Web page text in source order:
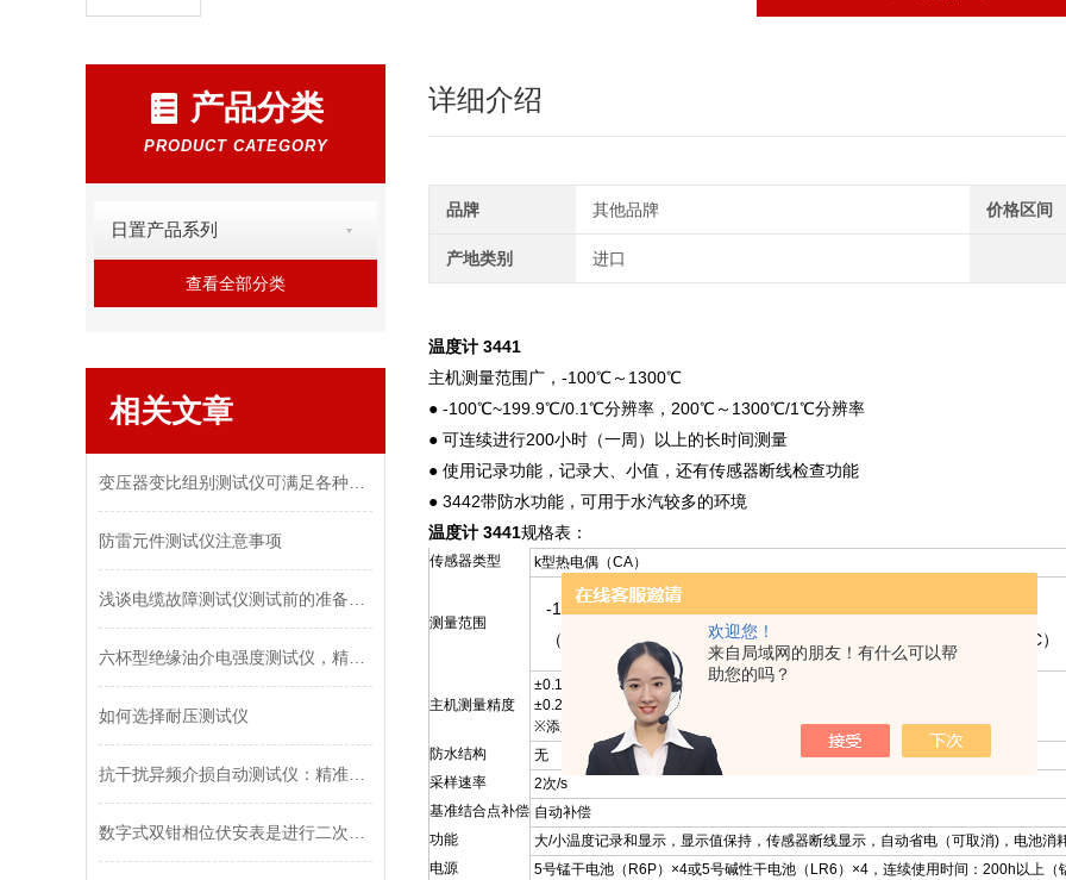
欢迎您！
来自局域网的朋友！有什么可以帮
助您的吗？
产品分类
PRODUCT CATEGORY
日置产品系列
查看全部分类
相关文章
防雷元件测试仪注意事项
如何选择耐压测试仪
详细介绍
品牌 其他品牌 价格区间
产地类别 进口
温度计 3441
主机测量范围广，-100℃～1300℃
● -100℃~199.9℃/0.1℃分辨率，200℃～1300℃/1℃分辨率
● 可连续进行200小时（一周）以上的长时间测量
● 使用记录功能，记录大、小值，还有传感器断线检查功能
● 3442带防水功能，可用于水汽较多的环境
温度计 3441规格表：
传感器类型 k型热电偶（CA）
测量范围
-100°C～1300°C ※实际的测定量程受温度探头的制限
（分辨率 0.1°C/ -100°C ～199.9°C，分辨率 1°C/ 200°C ～1300°C）
主机测量精度
±0.1%rdg.±0.8°C（-100°C～199.9°C）
±0.2%rdg.±1°C（200°C～1300°C）
※添加上温度传感器的精度
防水结构
无
采样速率
2次/s
基准结合点补偿 自动补偿
功能
大/小温度记录和显示，显示值保持，传感器断线显示，自动省电（可取消)，电池消
电源
5号锰干电池（R6P）×4或5号碱性干电池（LR6）×4，连续使用时间：200h以上（